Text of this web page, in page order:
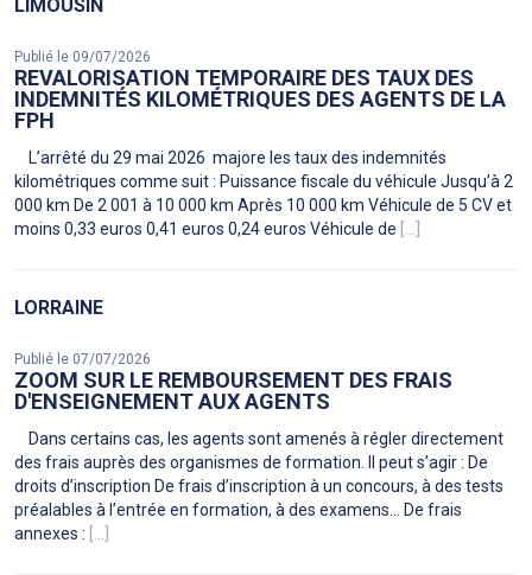
LIMOUSIN
Publié le 09/07/2026
REVALORISATION TEMPORAIRE DES TAUX DES
INDEMNITÉS KILOMÉTRIQUES DES AGENTS DE LA
FPH
L’arrêté du 29 mai 2026 majore les taux des indemnités
kilométriques comme suit : Puissance fiscale du véhicule Jusqu’à 2
000 km De 2 001 à 10 000 km Après 10 000 km Véhicule de 5 CV et
moins 0,33 euros 0,41 euros 0,24 euros Véhicule de [...]
LORRAINE
Publié le 07/07/2026
ZOOM SUR LE REMBOURSEMENT DES FRAIS
D'ENSEIGNEMENT AUX AGENTS
Dans certains cas, les agents sont amenés à régler directement
des frais auprès des organismes de formation. Il peut s’agir : De
droits d’inscription De frais d’inscription à un concours, à des tests
préalables à l’entrée en formation, à des examens… De frais
annexes : [...]